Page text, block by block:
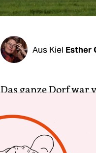
Aus Kiel Esther
Das ganze Dorf war
Alte und Jüngere
Holzstühlen, es fiel
Aktenordnern und
dem